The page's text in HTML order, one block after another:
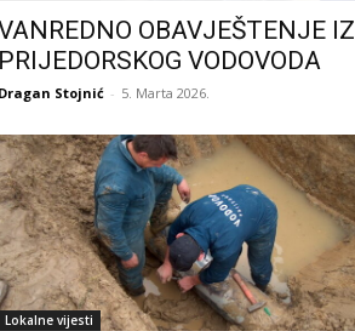
OBAVJEŠTENJE IZ
PRIJEDORSKOG VODOVODA
Dragan Stojnić - 5. Marta 2026.
Lokalne vijesti